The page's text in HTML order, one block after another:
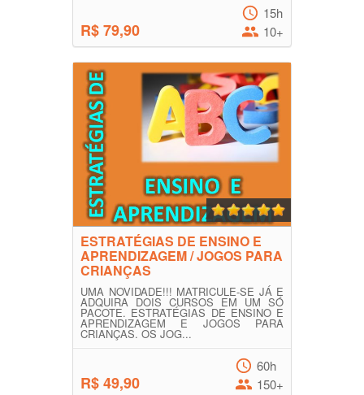
R$ 79,90
15h
10+
ESTRATÉGIAS DE ENSINO E
APRENDIZAGEM / JOGOS PARA
CRIANÇAS
UMA NOVIDADE!!! MATRICULE-SE JÁ E
ADQUIRA DOIS CURSOS EM UM SÓ
PACOTE. ESTRATÉGIAS DE ENSINO E
APRENDIZAGEM E JOGOS PARA
CRIANÇAS. OS JOG...
R$ 49,90
60h
150+